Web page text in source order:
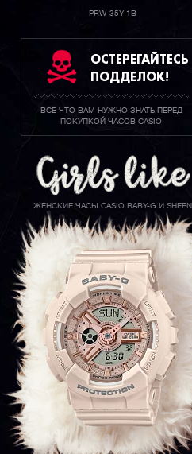
PRW-35Y-1B
ОСТЕРЕГАЙТЕСЬ
ПОДДЕЛОК!
ВСЕ ЧТО ВАМ НУЖНО ЗНАТЬ ПЕРЕД
ПОКУПКОЙ ЧАСОВ CASIO
ЖЕНСКИЕ ЧАСЫ CASIO BABY-G И SHEEN